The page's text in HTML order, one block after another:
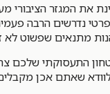
את המגזר הציבורי
נדרשים הרבה
מתנאים שפשוט לא
התעסוקתי שלכם
לוודא שאתם אכן